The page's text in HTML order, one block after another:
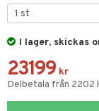
I lager, skickas
23199 kr
Delbetala från 2202
kök